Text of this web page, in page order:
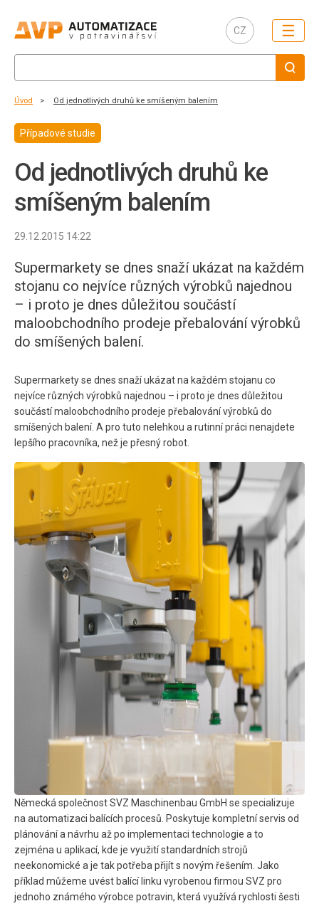
CZ ☰
Úvod Od jednotlivých druhů ke smíšeným balením
Případové studie
Od jednotlivých druhů ke
smíšeným balením
29.12.2015 14:22
Supermarkety se dnes snaží ukázat na každém
stojanu co nejvíce různých výrobků najednou
– i proto je dnes důležitou součástí
maloobchodního prodeje přebalování výrobků
do smíšených balení.
Supermarkety se dnes snaží ukázat na každém stojanu co
nejvíce různých výrobků najednou – i proto je dnes důležitou
součástí maloobchodního prodeje přebalování výrobků do
smíšených balení. A pro tuto nelehkou a rutinní práci nenajdete
lepšího pracovníka, než je přesný robot.
Německá společnost SVZ Maschinenbau GmbH se specializuje
na automatizaci balících procesů. Poskytuje kompletní servis od
plánování a návrhu až po implementaci technologie a to
zejména u aplikací, kde je využití standardních strojů
neekonomické a je tak potřeba přijít s novým řešením. Jako
příklad můžeme uvést balící linku vyrobenou firmou SVZ pro
jednoho známého výrobce potravin, která využívá rychlosti šesti